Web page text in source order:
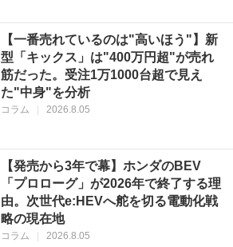
【一番売れているのは"高いほう"】新
型「キックス」は"400万円超"が売れ
筋だった。受注1万1000台超で見え
た"中身"を分析
コラム | 2026.8.05
【発売から3年で幕】ホンダのBEV
「プロローグ」が2026年で終了する理
由。次世代e:HEVへ舵を切る電動化戦
略の現在地
コラム | 2026.8.05